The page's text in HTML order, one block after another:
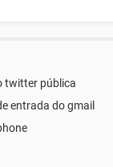
twitter pública
entrada do gmail